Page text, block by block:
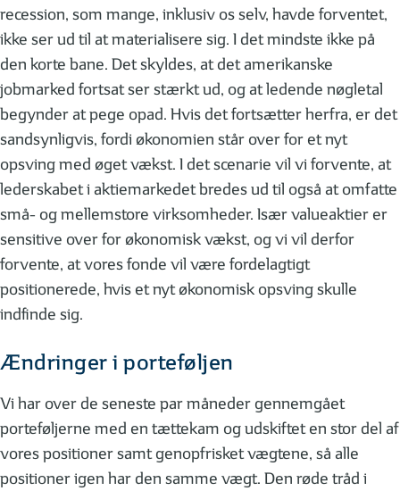
recession, som mange, inklusiv os selv, havde forventet,
ikke ser ud til at materialisere sig. I det mindste ikke på
den korte bane. Det skyldes, at det amerikanske
jobmarked fortsat ser stærkt ud, og at ledende nøgletal
begynder at pege opad. Hvis det fortsætter herfra, er det
sandsynligvis, fordi økonomien står over for et nyt
opsving med øget vækst. I det scenarie vil vi forvente, at
lederskabet i aktiemarkedet bredes ud til også at omfatte
små- og mellemstore virksomheder. Især valueaktier er
sensitive over for økonomisk vækst, og vi vil derfor
forvente, at vores fonde vil være fordelagtigt
positionerede, hvis et nyt økonomisk opsving skulle
indfinde sig.
Ændringer i porteføljen
Vi har over de seneste par måneder gennemgået
porteføljerne med en tættekam og udskiftet en stor del af
vores positioner samt genopfrisket vægtene, så alle
positioner igen har den samme vægt. Den røde tråd i